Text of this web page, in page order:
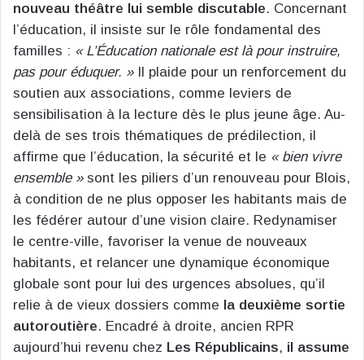
nouveau théâtre lui semble discutable. Concernant
l’éducation, il insiste sur le rôle fondamental des
familles : « L’Éducation nationale est là pour instruire,
pas pour éduquer. »Il plaide pour un renforcement du
soutien aux associations, comme leviers de
sensibilisation à la lecture dès le plus jeune âge. Au-
delà de ses trois thématiques de prédilection, il
affirme que l’éducation, la sécurité et le « bien vivre
ensemble »sont les piliers d’un renouveau pour Blois,
à condition de ne plus opposer les habitants mais de
les fédérer autour d’une vision claire. Redynamiser
le centre-ville, favoriser la venue de nouveaux
habitants, et relancer une dynamique économique
globale sont pour lui des urgences absolues, qu’il
relie à de vieux dossiers comme la deuxième sortie
autoroutière. Encadré à droite, ancien RPR
aujourd’hui revenu chez Les Républicains, il assume